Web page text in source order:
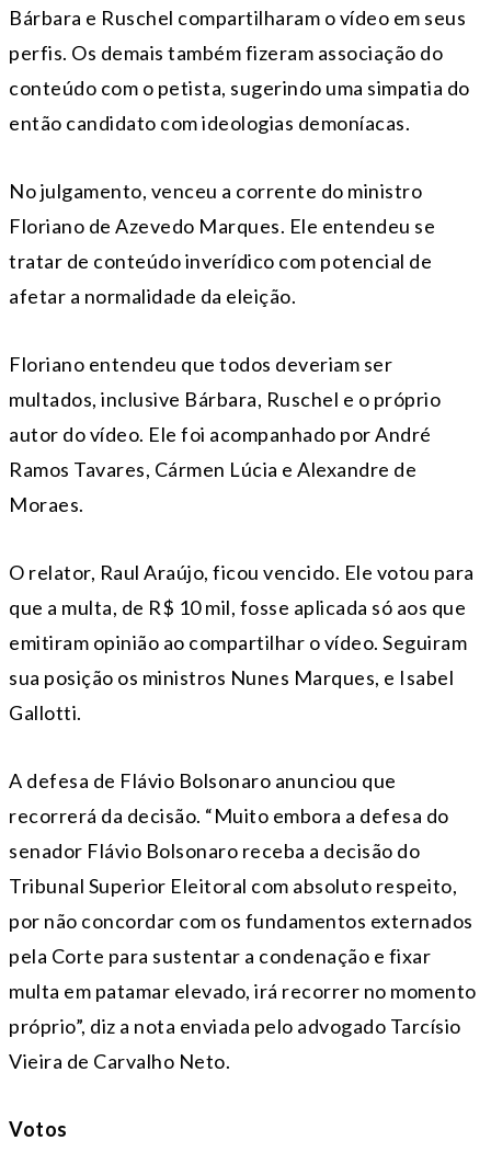
Bárbara e Ruschel compartilharam o vídeo em seus
perfis. Os demais também fizeram associação do
conteúdo com o petista, sugerindo uma simpatia do
então candidato com ideologias demoníacas.
No julgamento, venceu a corrente do ministro
Floriano de Azevedo Marques. Ele entendeu se
tratar de conteúdo inverídico com potencial de
afetar a normalidade da eleição.
Floriano entendeu que todos deveriam ser
multados, inclusive Bárbara, Ruschel e o próprio
autor do vídeo. Ele foi acompanhado por André
Ramos Tavares, Cármen Lúcia e Alexandre de
Moraes.
O relator, Raul Araújo, ficou vencido. Ele votou para
que a multa, de R$ 10 mil, fosse aplicada só aos que
emitiram opinião ao compartilhar o vídeo. Seguiram
sua posição os ministros Nunes Marques, e Isabel
Gallotti.
A defesa de Flávio Bolsonaro anunciou que
recorrerá da decisão. “Muito embora a defesa do
senador Flávio Bolsonaro receba a decisão do
Tribunal Superior Eleitoral com absoluto respeito,
por não concordar com os fundamentos externados
pela Corte para sustentar a condenação e fixar
multa em patamar elevado, irá recorrer no momento
próprio”, diz a nota enviada pelo advogado Tarcísio
Vieira de Carvalho Neto.
Votos